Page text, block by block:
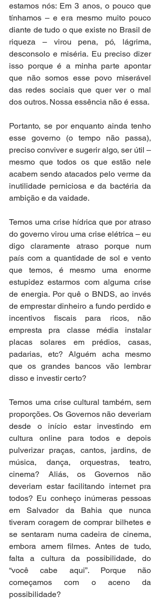
estamos nós: Em 3 anos, o pouco que
tínhamos – e era mesmo muito pouco
diante de tudo o que existe no Brasil de
riqueza – virou pena, pó, lágrima,
desconsolo e miséria. Eu preciso dizer
isso porque é a minha parte apontar
que não somos esse povo miserável
das redes sociais que quer ver o mal
dos outros. Nossa essência não é essa.
Portanto, se por enquanto ainda tenho
esse governo (o tempo não passa),
preciso conviver e sugerir algo, ser útil –
mesmo que todos os que estão nele
acabem sendo atacados pelo verme da
inutilidade perniciosa e da bactéria da
ambição e da vaidade.
Temos uma crise hídrica que por atraso
do governo virou uma crise elétrica – eu
digo claramente atraso porque num
país com a quantidade de sol e vento
que temos, é mesmo uma enorme
estupidez estarmos com alguma crise
de energia. Por quê o BNDS, ao invés
de emprestar dinheiro a fundo perdido e
incentivos fiscais para ricos, não
empresta pra classe média instalar
placas solares em prédios, casas,
padarias, etc? Alguém acha mesmo
que os grandes bancos vão lembrar
disso e investir certo?
Temos uma crise cultural também, sem
proporções. Os Governos não deveriam
desde o início estar investindo em
cultura online para todos e depois
pulverizar praças, cantos, jardins, de
música, dança, orquestras, teatro,
cinema? Aliás, os Governos não
deveriam estar facilitando internet pra
todos? Eu conheço inúmeras pessoas
em Salvador da Bahia que nunca
tiveram coragem de comprar bilhetes e
se sentaram numa cadeira de cinema,
embora amem filmes. Antes de tudo,
falta a cultura da possibilidade, do
“você cabe aqui”. Porque não
começamos com o aceno da
possibilidade?